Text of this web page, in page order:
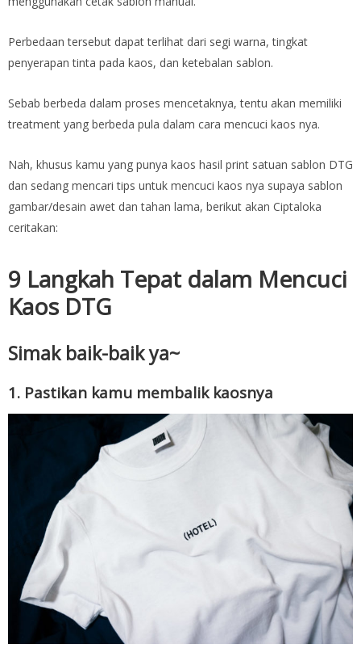
Perbedaan tersebut dapat terlihat dari segi warna, tingkat
penyerapan tinta pada kaos, dan ketebalan sablon.
Sebab berbeda dalam proses mencetaknya, tentu akan memiliki
treatment yang berbeda pula dalam cara mencuci kaos nya.
Nah, khusus kamu yang punya kaos hasil print satuan sablon DTG
dan sedang mencari tips untuk mencuci kaos nya supaya sablon
gambar/desain awet dan tahan lama, berikut akan Ciptaloka
ceritakan:
9 Langkah Tepat dalam Mencuci
Kaos DTG
Simak baik-baik ya~
1. Pastikan kamu membalik kaosnya